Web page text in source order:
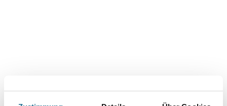
VIELLEICHT GEFÄLLT IHNEN AUCH...